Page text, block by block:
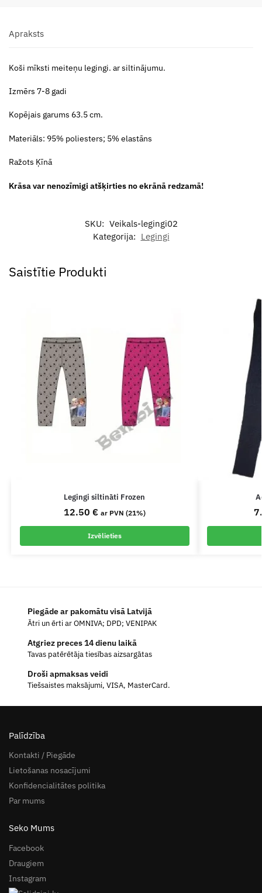
Apraksts
Koši mīksti meiteņu legingi. ar siltinājumu.
Izmērs 7-8 gadi
Kopējais garums 63.5 cm.
Materiāls: 95% poliesters; 5% elastāns
Ražots Ķīnā
Krāsa var nenozīmigi atšķirties no ekrānā redzamā!
SKU: Veikals-legingi02
Kategorija: Legingi
Saistītie Produkti
Legingi siltināti Frozen
12.50 € ar PVN (21%)
Izvēlieties
Piegāde ar pakomātu visā Latvijā
Ātri un ērti ar OMNIVA; DPD; VENIPAK
Atgriez preces 14 dienu laikā
Tavas patērētāja tiesības aizsargātas
Droši apmaksas veidi
Tiešsaistes maksājumi, VISA, MasterCard.
Palīdzība
Kontakti / Piegāde
Lietošanas nosacījumi
Konfidencialitātes politika
Par mums
Seko Mums
Facebook
Draugiem
Instagram